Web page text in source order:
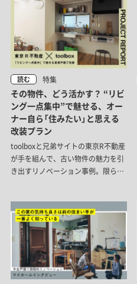
読む 特集
その物件、どう活かす？ “リビ
ング一点集中”で魅せる、オー
ナー自ら「住みたい」と思える
改装プラン
toolboxと兄弟サイトの東京R不動産
が手を組んで、古い物件の魅力を引
き出すリノベーション事例。限られ
させる」プランでした。改装計画か
ら賃貸募集まで、どんなプロセスを
経て物件が生まれ変わったのか？そ
の裏側を追ってみました。